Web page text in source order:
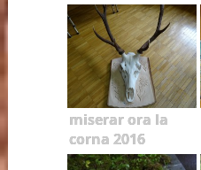
miserar ora la
corna 2016